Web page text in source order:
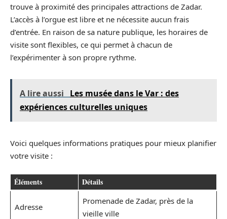
trouve à proximité des principales attractions de Zadar.
L’accès à l’orgue est libre et ne nécessite aucun frais
d’entrée. En raison de sa nature publique, les horaires de
visite sont flexibles, ce qui permet à chacun de
l’expérimenter à son propre rythme.
A lire aussi
Les musée dans le Var : des
expériences culturelles uniques
Voici quelques informations pratiques pour mieux planifier
votre visite :
Éléments Détails
Adresse
Promenade de Zadar, près de la
vieille ville